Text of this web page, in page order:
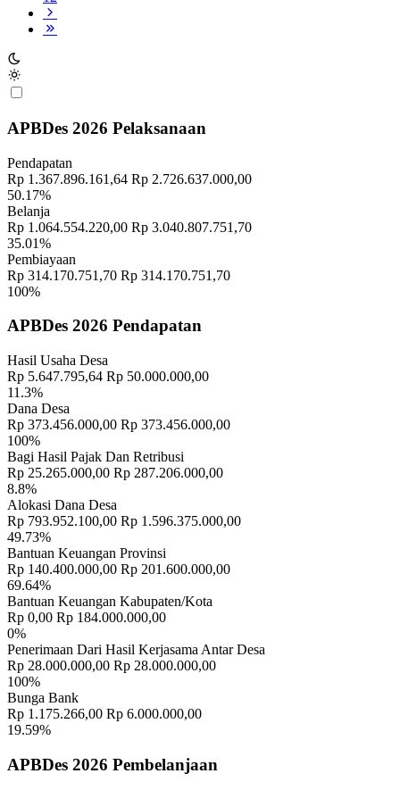
APBDes 2026 Pelaksanaan
Pendapatan
Rp 1.367.896.161,64 Rp 2.726.637.000,00
50.17%
Belanja
Rp 1.064.554.220,00 Rp 3.040.807.751,70
35.01%
Pembiayaan
Rp 314.170.751,70 Rp 314.170.751,70
100%
APBDes 2026 Pendapatan
Hasil Usaha Desa
Rp 5.647.795,64 Rp 50.000.000,00
11.3%
Dana Desa
Rp 373.456.000,00 Rp 373.456.000,00
100%
Bagi Hasil Pajak Dan Retribusi
Rp 25.265.000,00 Rp 287.206.000,00
8.8%
Alokasi Dana Desa
Rp 793.952.100,00 Rp 1.596.375.000,00
49.73%
Bantuan Keuangan Provinsi
Rp 140.400.000,00 Rp 201.600.000,00
69.64%
Bantuan Keuangan Kabupaten/Kota
Rp 0,00 Rp 184.000.000,00
0%
Penerimaan Dari Hasil Kerjasama Antar Desa
Rp 28.000.000,00 Rp 28.000.000,00
100%
Bunga Bank
Rp 1.175.266,00 Rp 6.000.000,00
19.59%
APBDes 2026 Pembelanjaan